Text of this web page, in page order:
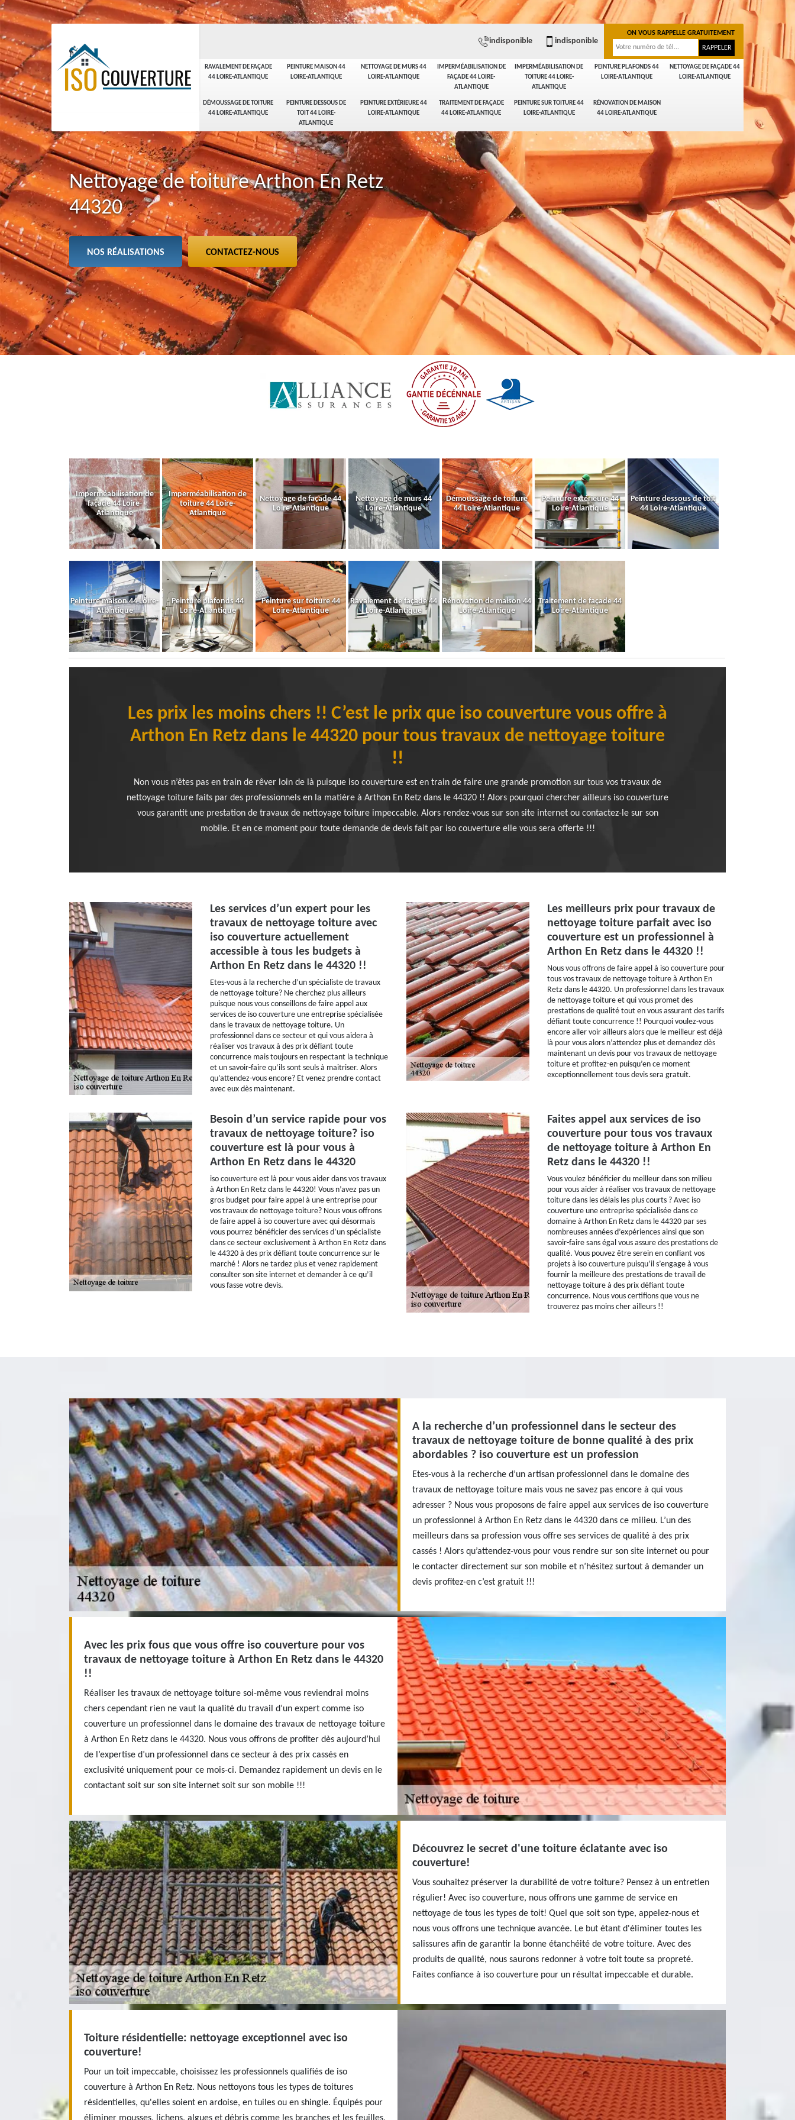
RAVALEMENT DE FAÇADE
44 LOIRE-ATLANTIQUE
PEINTURE MAISON 44
LOIRE-ATLANTIQUE
NETTOYAGE DE MURS 44
LOIRE-ATLANTIQUE
IMPERMÉABILISATION DE
FAÇADE 44 LOIRE-
ATLANTIQUE
IMPERMÉABILISATION DE
TOITURE 44 LOIRE-
ATLANTIQUE
PEINTURE PLAFONDS 44
LOIRE-ATLANTIQUE
NETTOYAGE DE FAÇADE 44
LOIRE-ATLANTIQUE
DÉMOUSSAGE DE TOITURE
44 LOIRE-ATLANTIQUE
PEINTURE DESSOUS DE
TOIT 44 LOIRE-
ATLANTIQUE
PEINTURE EXTÉRIEURE 44
LOIRE-ATLANTIQUE
TRAITEMENT DE FAÇADE
44 LOIRE-ATLANTIQUE
PEINTURE SUR TOITURE 44
LOIRE-ATLANTIQUE
RÉNOVATION DE MAISON
44 LOIRE-ATLANTIQUE
indisponible indisponible
ON VOUS RAPPELLE GRATUITEMENT
Nettoyage de toiture Arthon En Retz
44320
NOS RÉALISATIONS CONTACTEZ-NOUS
Imperméabilisation de
façade 44 Loire-
Atlantique
Imperméabilisation de
toiture 44 Loire-
Atlantique
Nettoyage de façade 44
Loire-Atlantique
Nettoyage de murs 44
Loire-Atlantique
Démoussage de toiture
44 Loire-Atlantique
Peinture extérieure 44
Loire-Atlantique
Peinture dessous de toit
44 Loire-Atlantique
Peinture maison 44 Loire-
Atlantique
Peinture plafonds 44
Loire-Atlantique
Peinture sur toiture 44
Loire-Atlantique
Ravalement de façade 44
Loire-Atlantique
Rénovation de maison 44
Loire-Atlantique
Traitement de façade 44
Loire-Atlantique
Les prix les moins chers !! C’est le prix que iso couverture vous offre à
Arthon En Retz dans le 44320 pour tous travaux de nettoyage toiture
!!
Non vous n’êtes pas en train de rêver loin de là puisque iso couverture est en train de faire une grande promotion sur tous vos travaux de
nettoyage toiture faits par des professionnels en la matière à Arthon En Retz dans le 44320 !! Alors pourquoi chercher ailleurs iso couverture
vous garantit une prestation de travaux de nettoyage toiture impeccable. Alors rendez-vous sur son site internet ou contactez-le sur son
mobile. Et en ce moment pour toute demande de devis fait par iso couverture elle vous sera offerte !!!
Les services d’un expert pour les
travaux de nettoyage toiture avec
iso couverture actuellement
accessible à tous les budgets à
Arthon En Retz dans le 44320 !!
Etes-vous à la recherche d’un spécialiste de travaux
de nettoyage toiture? Ne cherchez plus ailleurs
puisque nous vous conseillons de faire appel aux
services de iso couverture une entreprise spécialisée
dans le travaux de nettoyage toiture. Un
professionnel dans ce secteur et qui vous aidera à
réaliser vos travaux à des prix défiant toute
concurrence mais toujours en respectant la technique
et un savoir-faire qu’ils sont seuls à maitriser. Alors
qu’attendez-vous encore? Et venez prendre contact
avec eux dès maintenant.
Les meilleurs prix pour travaux de
nettoyage toiture parfait avec iso
couverture est un professionnel à
Arthon En Retz dans le 44320 !!
Nous vous offrons de faire appel à iso couverture pour
tous vos travaux de nettoyage toiture à Arthon En
Retz dans le 44320. Un professionnel dans les travaux
de nettoyage toiture et qui vous promet des
prestations de qualité tout en vous assurant des tarifs
défiant toute concurrence !! Pourquoi voulez-vous
encore aller voir ailleurs alors que le meilleur est déjà
là pour vous alors n’attendez plus et demandez dès
maintenant un devis pour vos travaux de nettoyage
toiture et profitez-en puisqu’en ce moment
exceptionnellement tous devis sera gratuit.
Besoin d’un service rapide pour vos
travaux de nettoyage toiture? iso
couverture est là pour vous à
Arthon En Retz dans le 44320
iso couverture est là pour vous aider dans vos travaux
à Arthon En Retz dans le 44320! Vous n’avez pas un
gros budget pour faire appel à une entreprise pour
vos travaux de nettoyage toiture? Nous vous offrons
de faire appel à iso couverture avec qui désormais
vous pourrez bénéficier des services d’un spécialiste
dans ce secteur exclusivement à Arthon En Retz dans
le 44320 à des prix défiant toute concurrence sur le
marché ! Alors ne tardez plus et venez rapidement
consulter son site internet et demander à ce qu’il
vous fasse votre devis.
Faites appel aux services de iso
couverture pour tous vos travaux
de nettoyage toiture à Arthon En
Retz dans le 44320 !!
Vous voulez bénéficier du meilleur dans son milieu
pour vous aider à réaliser vos travaux de nettoyage
toiture dans les délais les plus courts ? Avec iso
couverture une entreprise spécialisée dans ce
domaine à Arthon En Retz dans le 44320 par ses
nombreuses années d’expériences ainsi que son
savoir-faire sans égal vous assure des prestations de
qualité. Vous pouvez être serein en confiant vos
projets à iso couverture puisqu’il s’engage à vous
fournir la meilleure des prestations de travail de
nettoyage toiture à des prix défiant toute
concurrence. Nous vous certifions que vous ne
trouverez pas moins cher ailleurs !!
A la recherche d’un professionnel dans le secteur des
travaux de nettoyage toiture de bonne qualité à des prix
abordables ? iso couverture est un profession
Etes-vous à la recherche d’un artisan professionnel dans le domaine des
travaux de nettoyage toiture mais vous ne savez pas encore à qui vous
adresser ? Nous vous proposons de faire appel aux services de iso couverture
un professionnel à Arthon En Retz dans le 44320 dans ce milieu. L’un des
meilleurs dans sa profession vous offre ses services de qualité à des prix
cassés ! Alors qu’attendez-vous pour vous rendre sur son site internet ou pour
le contacter directement sur son mobile et n’hésitez surtout à demander un
devis profitez-en c’est gratuit !!!
Avec les prix fous que vous offre iso couverture pour vos
travaux de nettoyage toiture à Arthon En Retz dans le 44320
!!
Réaliser les travaux de nettoyage toiture soi-même vous reviendrai moins
chers cependant rien ne vaut la qualité du travail d’un expert comme iso
couverture un professionnel dans le domaine des travaux de nettoyage toiture
à Arthon En Retz dans le 44320. Nous vous offrons de profiter dès aujourd’hui
de l’expertise d’un professionnel dans ce secteur à des prix cassés en
exclusivité uniquement pour ce mois-ci. Demandez rapidement un devis en le
contactant soit sur son site internet soit sur son mobile !!!
Découvrez le secret d'une toiture éclatante avec iso
couverture!
Vous souhaitez préserver la durabilité de votre toiture? Pensez à un entretien
régulier! Avec iso couverture, nous offrons une gamme de service en
nettoyage de tous les types de toit! Quel que soit son type, appelez-nous et
nous vous offrons une technique avancée. Le but étant d'éliminer toutes les
salissures afin de garantir la bonne étanchéité de votre toiture. Avec des
produits de qualité, nous saurons redonner à votre toit toute sa propreté.
Faites confiance à iso couverture pour un résultat impeccable et durable.
Toiture résidentielle: nettoyage exceptionnel avec iso
couverture!
Pour un toit impeccable, choisissez les professionnels qualifiés de iso
couverture à Arthon En Retz. Nous nettoyons tous les types de toitures
résidentielles, qu'elles soient en ardoise, en tuiles ou en shingle. Équipés pour
éliminer mousses, lichens, algues et débris comme les branches et les feuilles,